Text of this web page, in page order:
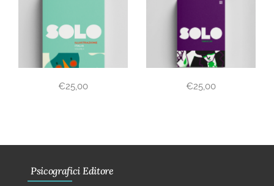
€25,00 €25,00
Psicografici Editore